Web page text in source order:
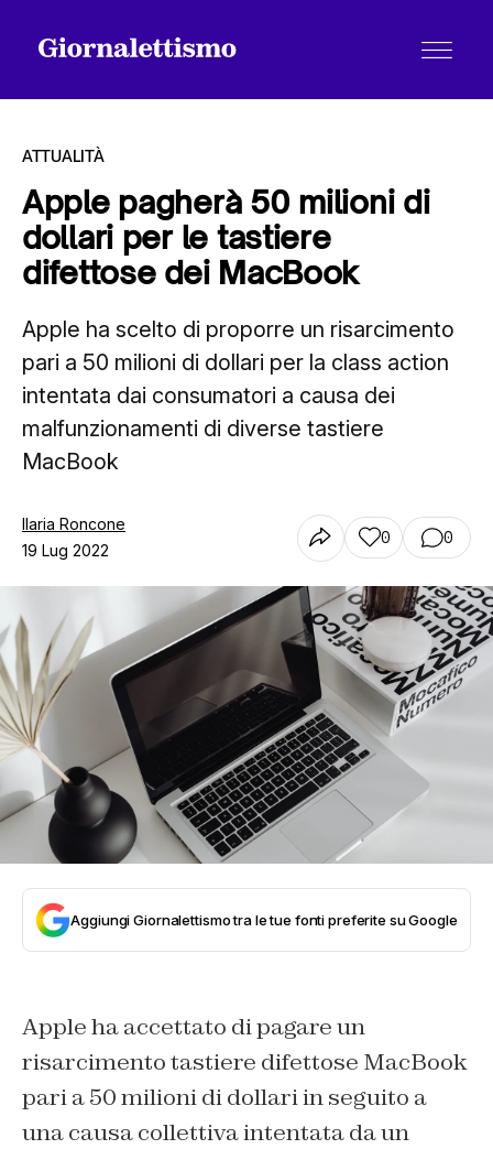
Tutti gli articoli
Chi siamo
Contatti
ATTUALITÀ
Apple pagherà 50 milioni di
dollari per le tastiere
difettose dei MacBook
Apple ha scelto di proporre un risarcimento
pari a 50 milioni di dollari per la class action
intentata dai consumatori a causa dei
malfunzionamenti di diverse tastiere
MacBook
Ilaria Roncone
19 Lug 2022
0 0
Aggiungi Giornalettismo tra le tue fonti preferite su Google
Apple ha accettato di pagare un
risarcimento tastiere difettose MacBook
pari a 50 milioni di dollari in seguito a
una causa collettiva intentata da un